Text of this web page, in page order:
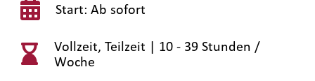
Start: Ab sofort
Vollzeit, Teilzeit | 10 - 39 Stunden /
Woche